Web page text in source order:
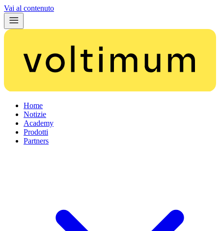
Vai al contenuto
Home
Notizie
Academy
Prodotti
Partners